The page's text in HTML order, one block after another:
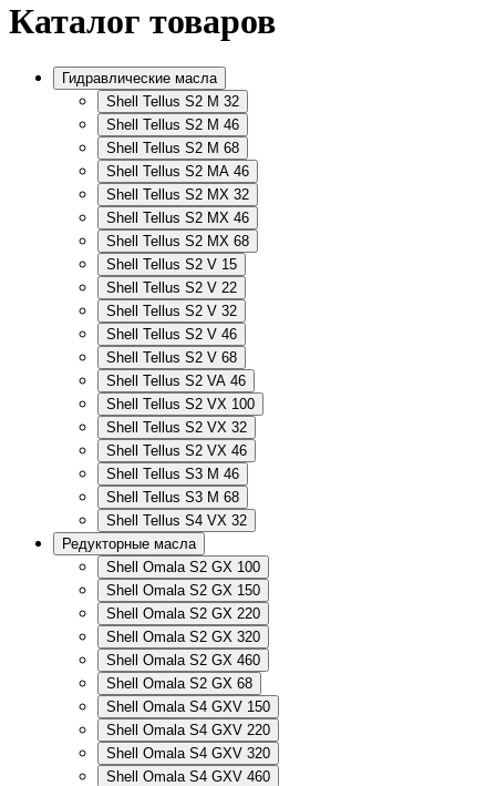
Каталог товаров
Гидравлические масла
Shell Tellus S2 M 32
Shell Tellus S2 M 46
Shell Tellus S2 M 68
Shell Tellus S2 MA 46
Shell Tellus S2 MX 32
Shell Tellus S2 MX 46
Shell Tellus S2 MX 68
Shell Tellus S2 V 15
Shell Tellus S2 V 22
Shell Tellus S2 V 32
Shell Tellus S2 V 46
Shell Tellus S2 V 68
Shell Tellus S2 VA 46
Shell Tellus S2 VX 100
Shell Tellus S2 VX 32
Shell Tellus S2 VX 46
Shell Tellus S3 M 46
Shell Tellus S3 M 68
Shell Tellus S4 VX 32
Редукторные масла
Shell Omala S2 GX 100
Shell Omala S2 GX 150
Shell Omala S2 GX 220
Shell Omala S2 GX 320
Shell Omala S2 GX 460
Shell Omala S2 GX 68
Shell Omala S4 GXV 150
Shell Omala S4 GXV 220
Shell Omala S4 GXV 320
Shell Omala S4 GXV 460